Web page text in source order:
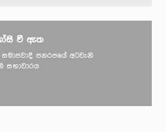
වී ඇත
සමාජවාදී ජනරජයේ අටවැනි
සභාවාරය